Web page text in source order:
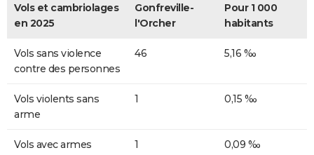
Vols et cambriolages
en 2025
Gonfreville-
l'Orcher
Pour 1 000
habitants
Vols sans violence
contre des personnes
46 5,16 ‰
Vols violents sans
arme
1 0,15 ‰
Vols avec armes 1 0,09 ‰